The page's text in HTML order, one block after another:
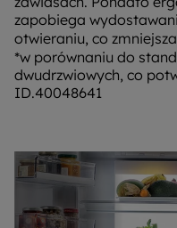
zapobiega
otwieraniu, co
*w porównaniu do
dwudrzwiowych, co
ID.40048641